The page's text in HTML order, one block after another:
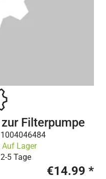
Filterpumpe
1004046484
Auf Lager
2-5 Tage
€14.99 *